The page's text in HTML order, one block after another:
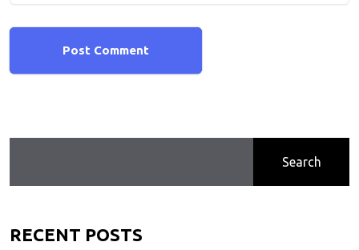
Post Comment
Search
RECENT POSTS